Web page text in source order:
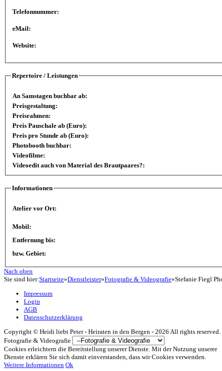
Telefonnummer:
eMail:
Website:
Repertoire / Leistungen
An Samstagen buchbar ab:
Preisgestaltung:
Preisrahmen:
Preis Pauschale ab (Euro):
Preis pro Stunde ab (Euro):
Photobooth buchbar:
Videofilme:
Videoedit auch von Material des Brautpaares?:
Informationen
Atelier vor Ort:
Mobil:
Entfernung bis:
bzw. Gebiet:
Nach oben
Sie sind hier:Startseite»Dienstleister»Fotografie & Videografie»Stefanie Fiegl
Impressum
Login
AGB
Datenschutzerklärung
Copyright © Heidi liebt Peter - Heiraten in den Bergen - 2026 All rights reserved.
Fotografie & Videografie
Cookies erleichtern die Bereitstellung unserer Dienste. Mit der Nutzung unserer
Dienste erklären Sie sich damit einverstanden, dass wir Cookies verwenden.
Weitere Informationen Ok